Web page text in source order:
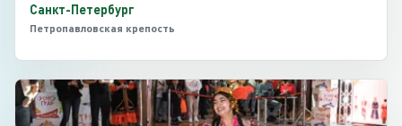
Санкт-Петербург
Петропавловская крепость